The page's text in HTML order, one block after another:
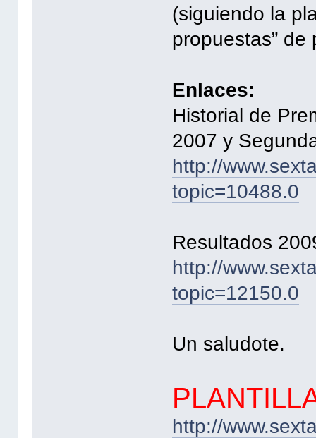
(siguiendo la
propuestas”
Enlaces:
Historial de
2007 y
http://
topic=10488.0
Resultados
http://
topic=12150.0
Un saludote.
http://